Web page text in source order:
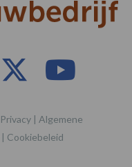
Privacy | Algemene
| Cookiebeleid